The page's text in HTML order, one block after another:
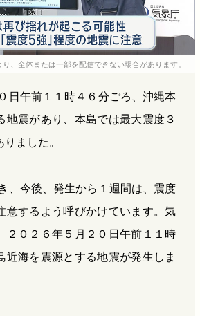
、全体または一部を配信できない場合があります。
日午前１１時４６分ごろ、沖縄本
地震があり、本島では最大震度３
ました。
、今後、発生から１週間は、震度
意するよう呼びかけています。気
２０２６年５月２０日午前１１時
近海を震源とする地震が発生しま